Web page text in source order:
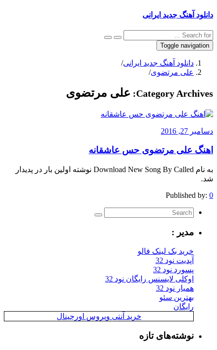
دانلود آهنگ جدید ایرانی
Toggle navigation
دانلود آهنگ جدید ایرانی/
علی مرتضوی/
Category Archives: علی مرتضوی
دسامبر 27, 2016
اهنگ علی مرتضوی حس عاشقانه
به نام Download New Song By Called نوشته اولین بار در پدیدار
شد.
Published by: 0
مدیر :
خرید بک لینک فالو
آپدیت نود 32
پسورد نود 32
اوکلی لایسنس رایگان نود 32
همیار نود 32
بهترین سئو
رایگان
خرید آنتی ویروس اورجینال
نوشته‌های تازه